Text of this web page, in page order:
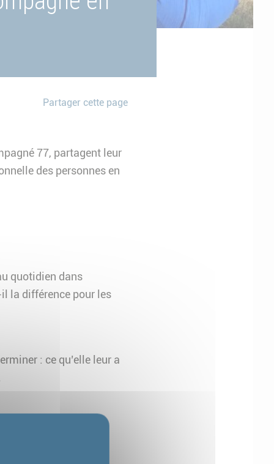
Partager cette page
77, partagent leur
des personnes en
quotidien dans
la différence pour les
: ce qu’elle leur a
de handicap